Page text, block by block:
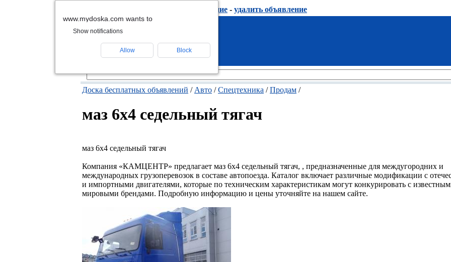
подать объявление - удалить объявление
Доска бесплатных объявлений / Авто /Спецтехника /Продам /
маз 6х4 седельный тягач
маз 6х4 седельный тягач
Компания «КАМЦЕНТР» предлагает маз 6х4 седельный тягач, , предназначенные для междугородних и
международных грузоперевозок в составе автопоезда. Каталог включает различные модификации с
и импортными двигателями, которые по техническим характеристикам могут конкурировать с
мировыми брендами. Подробную информацию и цены уточняйте на нашем сайте.
www.mydoska.com wants to
Show notifications
Allow Block